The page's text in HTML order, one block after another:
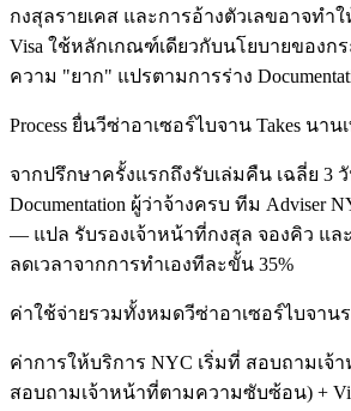
กงสุลรายเคส และการอ้างตัวเลขอาจทำใ
Visa ใช้หลักเกณฑ์เดียวกับนโยบายของก
ความ "ยาก" แปรตามการร่าง
Process ยื่นวีซ่าอาเซอร์ไบจาน Takes นาน
จากปรึกษาครั้งแรกถึงรับเล่มคืน เฉลี่ย 3
Documentation ผู้ว่าจ้างครบ ทีม Adviser
— แปล รับรองเจ้าหน้าที่กงสุล จองคิว แ
ลดเวลาจากการทำเองทีละขั้น 35%
ค่าใช้จ่ายรวมทั้งหมดวีซ่าอาเซอร์ไบจานร
ค่าการให้บริการ NYC เริ่มที่ สอบถามเจ้
สอบถามเจ้าหน้าที่ตามความซับซ้อน) +